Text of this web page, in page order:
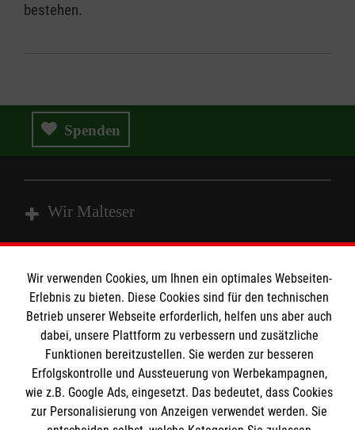
bestehen.
Spenden
Wir Malteser
Angebote und Leistungen
Unsere Kurse
Mitarbeiten
Wir Malteser
Informationen
Kontakt
Pressestelle
Malteser online
Wir verwenden Cookies, um Ihnen ein optimales Webseiten-
Erlebnis zu bieten. Diese Cookies sind für den technischen
Betrieb unserer Webseite erforderlich, helfen uns aber auch
dabei, unsere Plattform zu verbessern und zusätzliche
Funktionen bereitzustellen. Sie werden zur besseren
Erfolgskontrolle und Aussteuerung von Werbekampagnen,
wie z.B. Google Ads, eingesetzt. Das bedeutet, dass Cookies
zur Personalisierung von Anzeigen verwendet werden. Sie